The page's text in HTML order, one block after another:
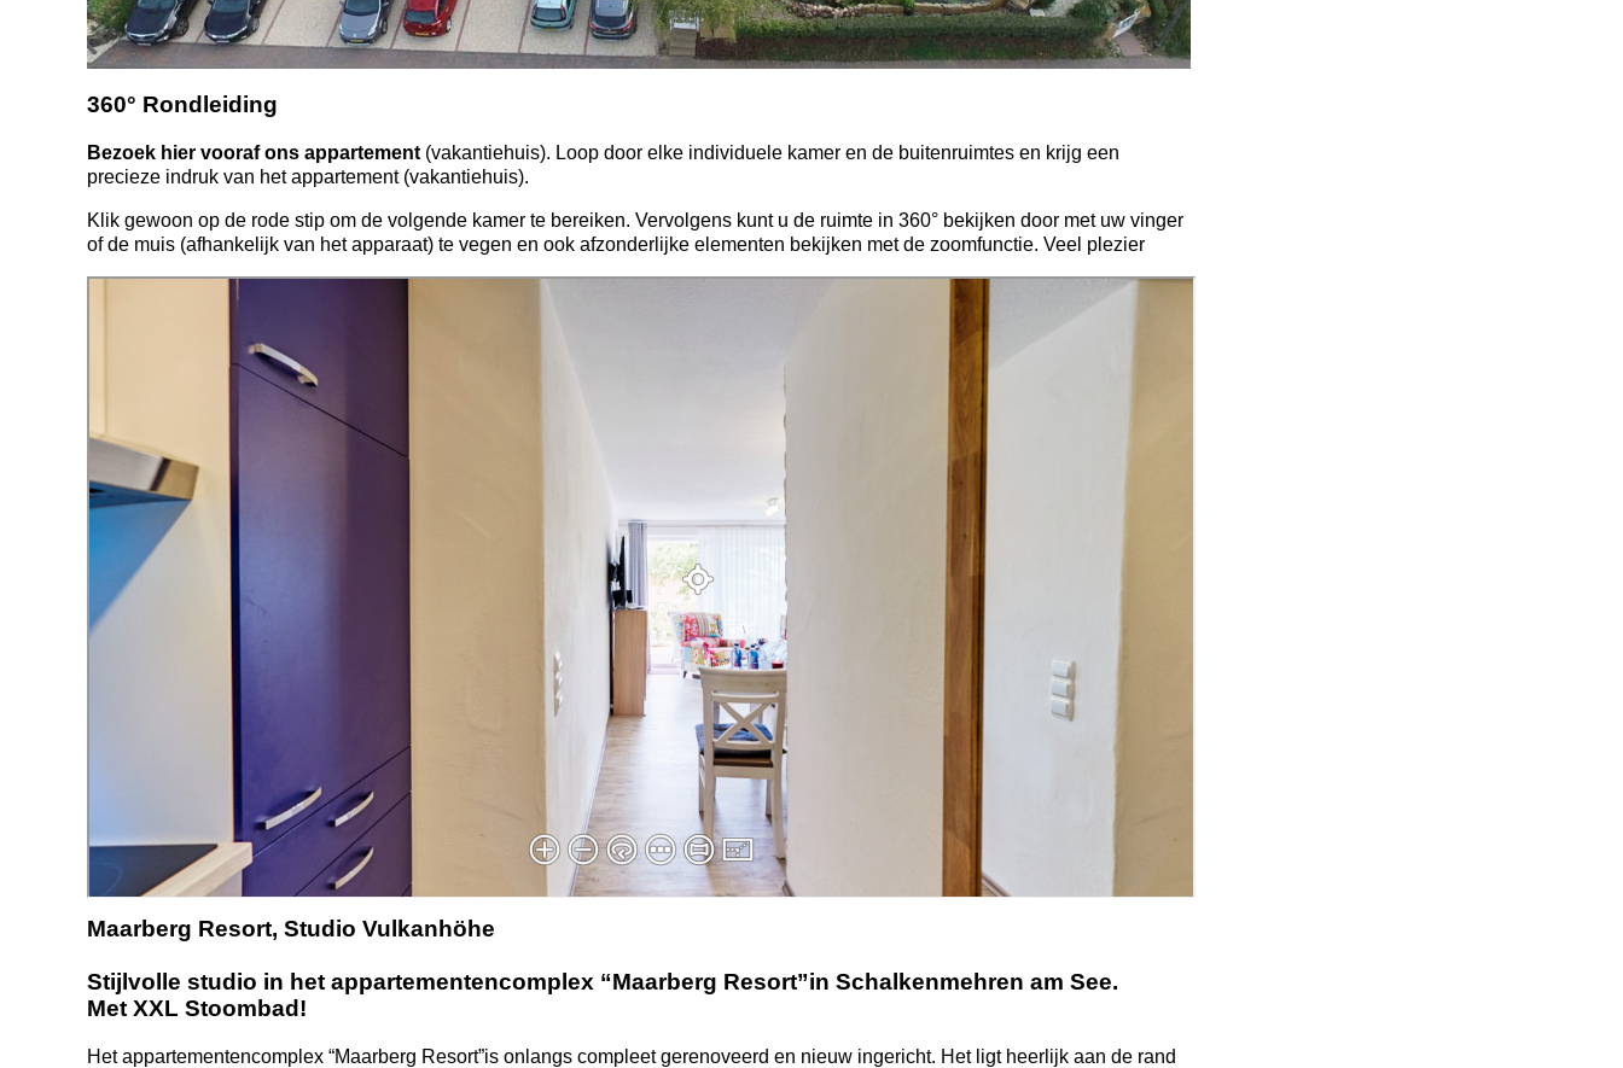
360° Rondleiding
Bezoek hier vooraf ons appartement (vakantiehuis). Loop door elke individuele kamer en de buitenruimtes en krijg een
precieze indruk van het appartement (vakantiehuis).
Klik gewoon op de rode stip om de volgende kamer te bereiken. Vervolgens kunt u de ruimte in 360° bekijken door met uw vinger
of de muis (afhankelijk van het apparaat) te vegen en ook afzonderlijke elementen bekijken met de zoomfunctie. Veel plezier
Maarberg Resort, Studio Vulkanhöhe
Stijlvolle studio in het appartementencomplex “Maarberg Resort”in Schalkenmehren am See.
Met XXL Stoombad!
Het appartementencomplex “Maarberg Resort”is onlangs compleet gerenoveerd en nieuw ingericht. Het ligt heerlijk aan de rand